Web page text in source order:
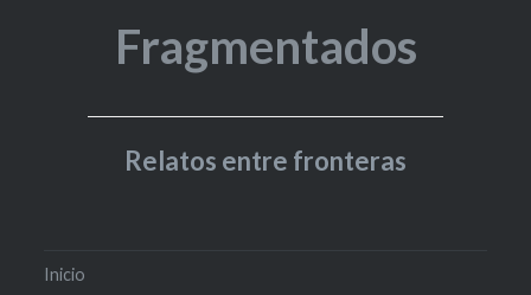
Fragmentados
Relatos entre fronteras
Inicio